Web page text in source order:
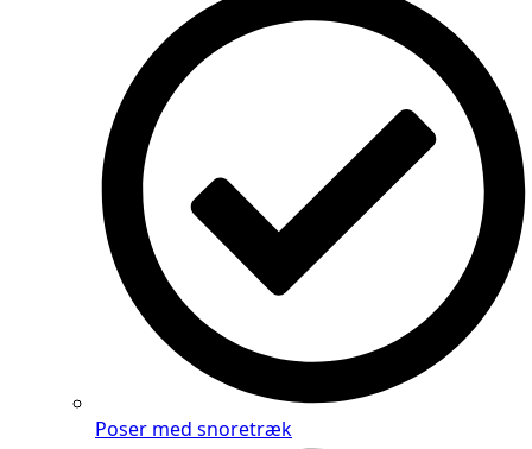
Poser med snoretræk